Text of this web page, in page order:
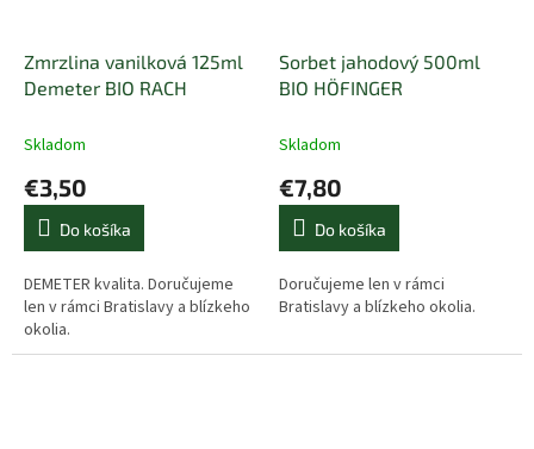
Zmrzlina vanilková 125ml
Demeter BIO RACH
Skladom
€3,50
Do košíka
DEMETER kvalita. Doručujeme
len v rámci Bratislavy a blízkeho
okolia.
Sorbet jahodový 500ml
BIO HÖFINGER
Skladom
€7,80
Do košíka
Doručujeme len v rámci
Bratislavy a blízkeho okolia.